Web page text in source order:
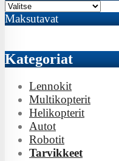
Maksutavat
Kategoriat
Lennokit
Multikopterit
Helikopterit
Autot
Robotit
Tarvikkeet